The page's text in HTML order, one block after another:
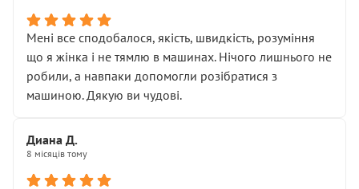
Мені все сподобалося, якість, швидкість, розуміння
що я жінка і не тямлю в машинах. Нічого лишнього не
робили, а навпаки допомогли розібратися з
машиною. Дякую ви чудові.
Диана Д.
8 місяців тому